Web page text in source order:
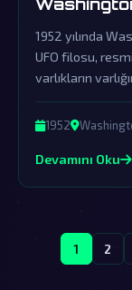
1952 yılında
UFO filosu,
varlıkların
hükümetin
teorisyenlerinin
1952
Devamını Oku
1 2